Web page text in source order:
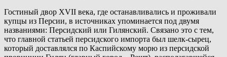
Гостиный двор XVII века, где останавливались и проживали
купцы из Персии, в источниках упоминается под двумя
названиями: Персидский или Гилянский. Связано это с тем,
что главной статьей персидского импорта был шелк-сырец,
который доставлялся по Каспийскому морю из персидской